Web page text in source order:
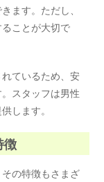
ます。ただし、
ことが大切で
ているため、安
スタッフは男性
します。
徴
の特徴もさまざ